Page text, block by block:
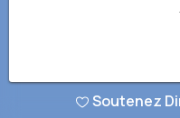
Soutenez